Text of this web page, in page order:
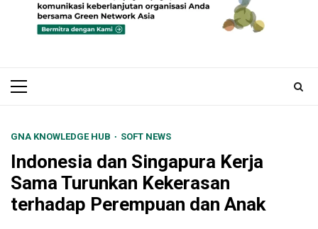
Primary
GNA KNOWLEDGE HUB SOFT NEWS
Indonesia dan Singapura Kerja
Sama Turunkan Kekerasan
terhadap Perempuan dan Anak